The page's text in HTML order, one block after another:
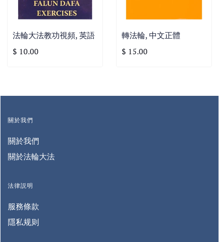
法輪大法教功視頻, 英語
$ 10.00
轉法輪, 中文正體
$ 15.00
關於我們
關於我們
關於法輪大法
法律説明
服務條款
隱私规则